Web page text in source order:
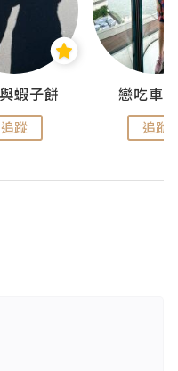
蝦子餅
追蹤
戀吃車
追蹤